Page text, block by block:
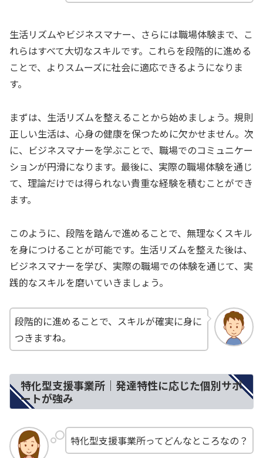
生活リズムやビジネスマナー、さらには職場体験まで、こ
れらはすべて大切なスキルです。これらを段階的に進める
ことで、よりスムーズに社会に適応できるようになりま
す。
まずは、生活リズムを整えることから始めましょう。規則
正しい生活は、心身の健康を保つために欠かせません。次
に、ビジネスマナーを学ぶことで、職場でのコミュニケー
ションが円滑になります。最後に、実際の職場体験を通じ
て、理論だけでは得られない貴重な経験を積むことができ
ます。
このように、段階を踏んで進めることで、無理なくスキル
を身につけることが可能です。生活リズムを整えた後は、
ビジネスマナーを学び、実際の職場での体験を通じて、実
践的なスキルを磨いていきましょう。
段階的に進めることで、スキルが確実に身に
つきますね。
特化型支援事業所｜発達特性に応じた個別サポ
ートが強み
特化型支援事業所ってどんなところなの？